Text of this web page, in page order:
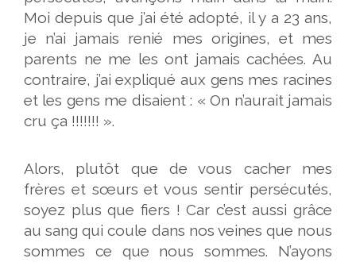
Moi depuis que j’ai été adopté, il y a 23 ans,
je n’ai jamais renié mes origines, et mes
parents ne me les ont jamais cachées. Au
contraire, j’ai expliqué aux gens mes racines
et les gens me disaient : « On n’aurait jamais
cru ça !!!!!!! ».
Alors, plutôt que de vous cacher mes
frères et sœurs et vous sentir persécutés,
soyez plus que fiers ! Car c’est aussi grâce
au sang qui coule dans nos veines que nous
sommes ce que nous sommes. N’ayons